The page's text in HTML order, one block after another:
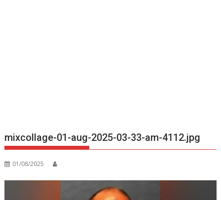
mixcollage-01-aug-2025-03-33-am-4112.jpg
01/08/2025